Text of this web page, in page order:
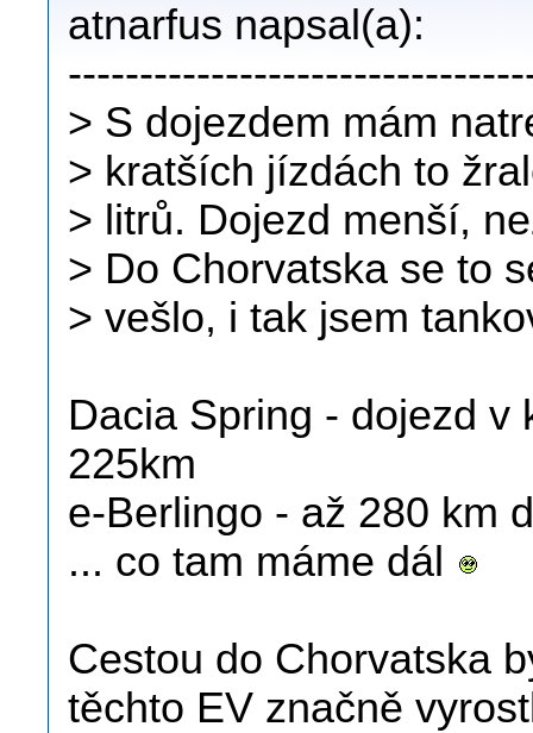
atnarfus napsal(a):
> S dojezdem mám
> kratších jízdách to
> litrů. Dojezd menší,
> Do Chorvatska se to
> vešlo, i tak jsem
Dacia Spring - dojezd v
225km
e-Berlingo - až 280 km
... co tam máme dál
Cestou do Chorvatska
těchto EV značně